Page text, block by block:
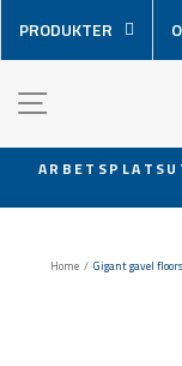
över
innehåll
PRODUKTER
Home / Gigant gavel